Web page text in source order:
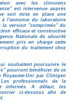
avec les cliniciens
est intervenue auprès
soit mise en place une
à l'annonce du laboratoire
la version "comprimés" du
efficace et constructive
Nationale de sécurité
pris en charge cette
du traitement chez
souhaitent poursuivre le
pourront bénéficier de ce
Royaume-Uni par Clinigen
professionnels de la
informés. A défaut, les
ci-dessous afin de